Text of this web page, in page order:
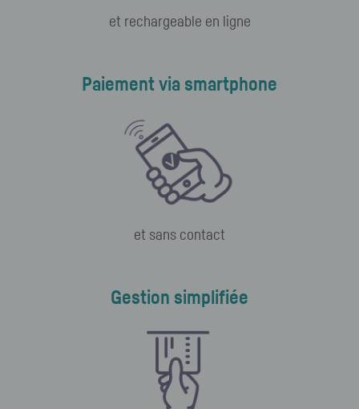
et rechargeable en ligne
Paiement via smartphone
et sans contact
Gestion simplifiée